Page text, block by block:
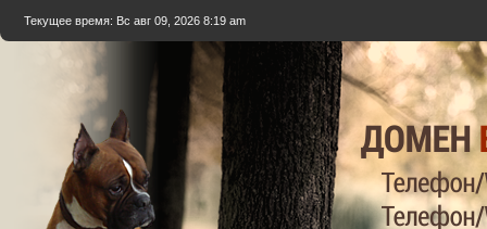
Текущее время: Вс авг 09, 2026 8:19 am